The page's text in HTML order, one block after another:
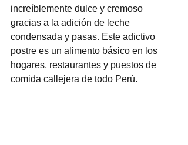
increíblemente dulce y cremoso
gracias a la adición de leche
condensada y pasas. Este adictivo
postre es un alimento básico en los
hogares, restaurantes y puestos de
comida callejera de todo Perú.